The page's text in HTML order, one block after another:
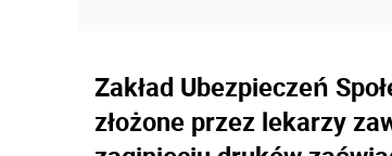
Zakład Ubezpieczeń
złożone przez lekarzy